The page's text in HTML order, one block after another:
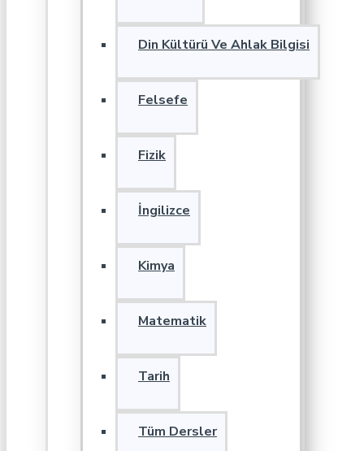
Din Kültürü Ve Ahlak Bilgisi
Felsefe
Fizik
İngilizce
Kimya
Matematik
Tarih
Tüm Dersler